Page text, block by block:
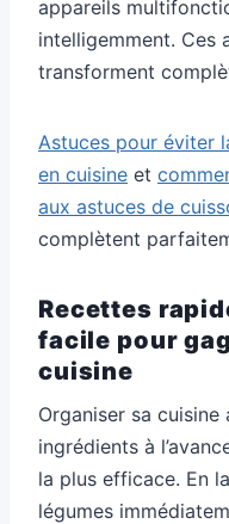
appareils
intelligemment. Ces
transforment
Astuces pour éviter
en cuisine et
aux astuces de
complètent
Recettes
facile pour
cuisine
Organiser sa
ingrédients à
la plus efficace. En
légumes